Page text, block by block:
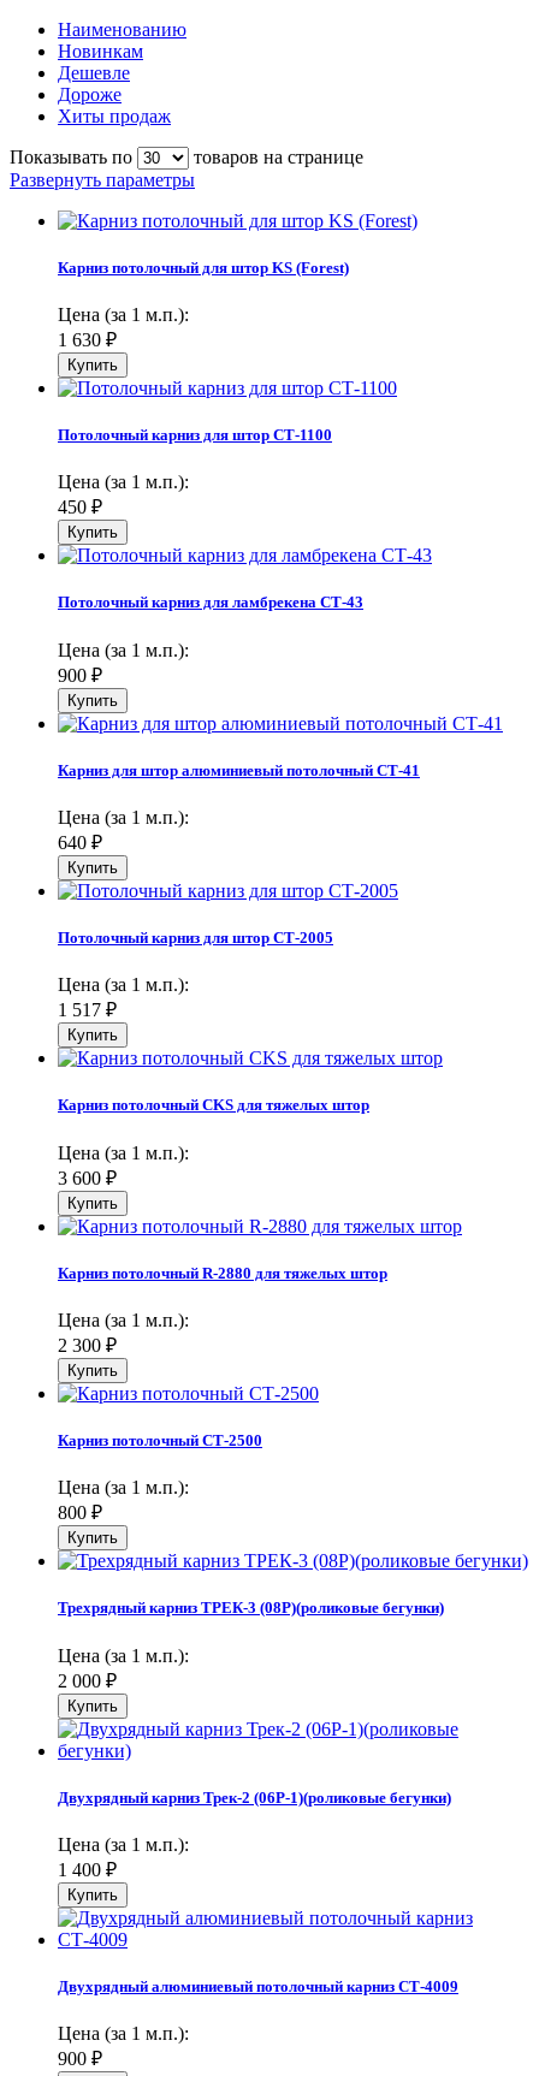
Наименованию
Новинкам
Дешевле
Дороже
Хиты продаж
Показывать по
товаров на странице
Развернуть параметры
Карниз потолочный для штор KS (Forest)
Цена (за 1 м.п.):
1 630 ₽
Потолочный карниз для штор СТ-1100
Цена (за 1 м.п.):
450 ₽
Потолочный карниз для ламбрекена СТ-43
Цена (за 1 м.п.):
900 ₽
Карниз для штор алюминиевый потолочный СТ-41
Цена (за 1 м.п.):
640 ₽
Потолочный карниз для штор СТ-2005
Цена (за 1 м.п.):
1 517 ₽
Карниз потолочный CKS для тяжелых штор
Цена (за 1 м.п.):
3 600 ₽
Карниз потолочный R-2880 для тяжелых штор
Цена (за 1 м.п.):
2 300 ₽
Карниз потолочный СТ-2500
Цена (за 1 м.п.):
800 ₽
Трехрядный карниз ТРЕК-3 (08Р)(роликовые бегунки)
Цена (за 1 м.п.):
2 000 ₽
Двухрядный карниз Трек-2 (06Р-1)(роликовые бегунки)
Цена (за 1 м.п.):
1 400 ₽
Двухрядный алюминиевый потолочный карниз СТ-4009
Цена (за 1 м.п.):
900 ₽